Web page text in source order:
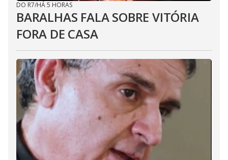
DO R7/HÁ 5 HORAS
BARALHAS FALA SOBRE VITÓRIA
FORA DE CASA